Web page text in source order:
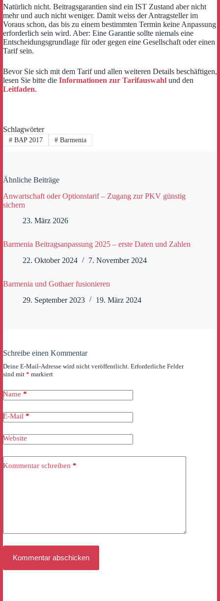
Natürlich nicht. Beitragsgarantien sind ein IST Zustand aber nicht
mehr und auch nicht weniger. Damit weiss der Antragsteller im
Voraus schon, das bis zu einem bestimmten Termin keine Anpassung
erforderlich sein wird. Aber: Eine Garantie sollte niemals eine
Entscheidungsgrundlage für oder gegen eine Gesellschaft oder einen
Tarif sein.
Bevor Sie sich mit dem Tarif und allen weiteren Details beschäftigen,
lesen Sie bitte die Informationen zur Tarifauswahl und den
Leitfaden.
Schlagwörter
#BAP 2017 #Barmenia
Ähnliche Beiträge
Anwartschaft oder Optionstarif – Zugang zur PKV günstig
sichern
23. März 2026
Barmenia Beitragsanpassung 2025 – erste Daten und Zahlen
22. Oktober 2024
7. November 2024
Barmenia und Gothaer fusionieren
29. September 2023
19. März 2024
Schreibe einen Kommentar
Deine E-Mail-Adresse wird nicht veröffentlicht. Erforderliche Felder
sind mit * markiert
Name *
E-Mail *
Website
Kommentar schreiben *
Kommentar abschicken